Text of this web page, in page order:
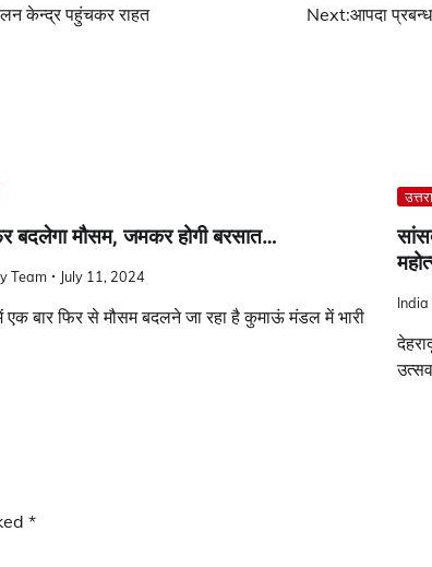
केन्द्र पहुंचकर राहत
Next:आपदा
बदलेगा मौसम, जमकर होगी बरसात…
Team July 11, 2024
एक बार फिर से मौसम बदलने जा रहा है कुमाऊं मंडल में भारी
*